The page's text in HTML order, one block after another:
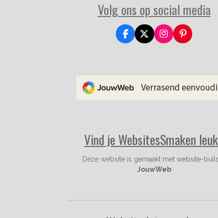
Volg ons op social media
F
a
o
X
I
n
r
P
i
e
Vind je WebsitesSmaken
Deze website is gemaakt met website-
JouwWeb